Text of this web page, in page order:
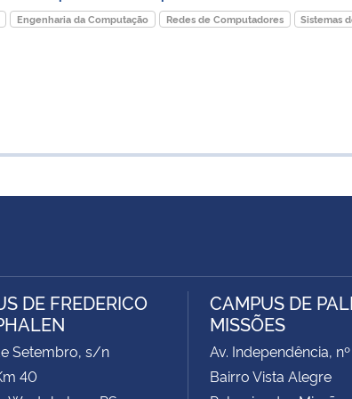
Engenharia da Computação Redes de Computadores
Sistemas
DE FREDERICO
Setembro, s/n
40
CAMPUS DE
MISSÕES
Av. Independência, nº
Bairro Vista Alegre